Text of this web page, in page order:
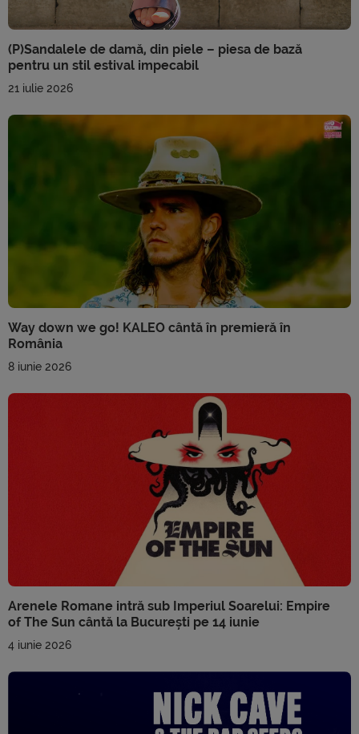
(P)Sandalele de damă, din piele – piesa de bază
pentru un stil estival impecabil
21 iulie 2026
Way down we go! KALEO cântă în premieră în
România
8 iunie 2026
Arenele Romane intră sub Imperiul Soarelui: Empire
of The Sun cântă la București pe 14 iunie
4 iunie 2026